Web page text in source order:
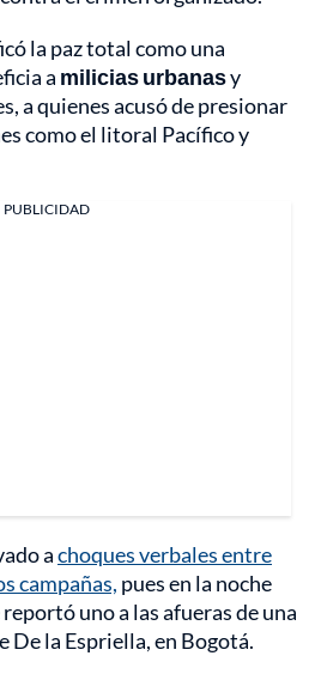
la paz total como una
a milicias urbanasy
a quienes acusó de presionar
como el litoral Pacífico y
PUBLICIDAD
achoques verbales entre
campañas, pues en la noche
uno a las afueras de una
De la Espriella, en Bogotá.